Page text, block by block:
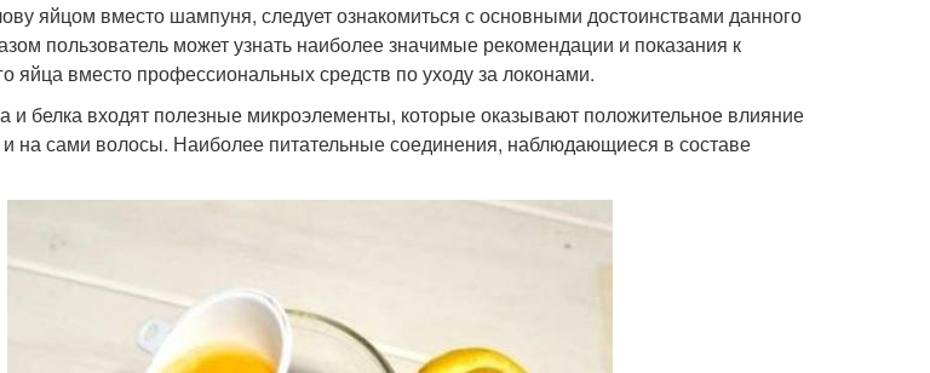
яйцом вместо шампуня, следует ознакомиться с основными достоинствами данного
пользователь может узнать наиболее значимые рекомендации и показания к
яйца вместо профессиональных средств по уходу за локонами.
и белка входят полезные микроэлементы, которые оказывают положительное влияние
и на сами волосы. Наиболее питательные соединения, наблюдающиеся в составе